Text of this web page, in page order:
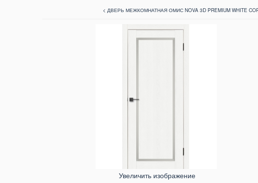
< ДВЕРЬ МЕЖКОМНАТНАЯ ОМИС NOVA 3D PREMIUM WHITE
Увеличить изображение